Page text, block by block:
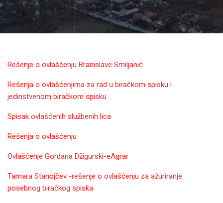
Rešenje o ovlašćenju Branislave Smiljanić
Rešenja o ovlašćenjima za rad u biračkom spisku i
jedinstvenom biračkom spisku
Spisak ovlašćenih službenih lica
Rešenja o ovlašćenju
Ovlašćenje Gordana Džigurski-eAgrar
Tamara Stanojčev -rešenje o ovlašćenju za ažuriranje
posebnog biračkog spiska